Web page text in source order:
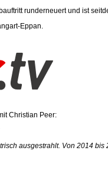
runderneuert und ist
Eppan.
Christian Peer:
ausgestrahlt. Von 2014